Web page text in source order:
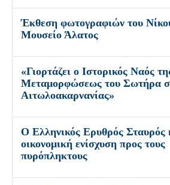
Έκθεση φωτογραφιών του
Μουσείο Άλατος
«Γιορτάζει ο Ιστορικός Ναός
Μεταμορφώσεως του Σωτήρα
Αιτωλοακαρνανίας»
O Ελληνικός Ερυθρός Σταυρός
οικονομική ενίσχυση προς τους
πυρόπληκτους